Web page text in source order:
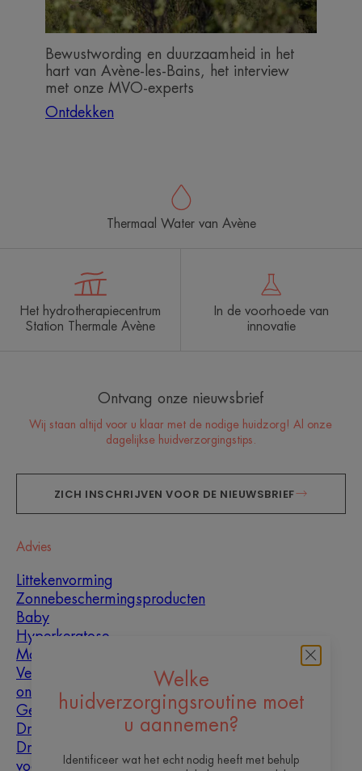
les-
Bains,
het
interview
met
onze
MVO-
Bewustwording en duurzaamheid in het
hart van Avène-les-Bains, het interview
met onze MVO-experts
Ontdekken
Welke
huidverzorgingsroutine moet
u aannemen?
Identificeer wat het echt nodig heeft met behulp
Thermaal Water van Avène
Het hydrotherapiecentrum
Station Thermale Avène
In de voorhoede van
innovatie
Ontvang onze nieuwsbrief
Wij staan altijd voor u klaar met de nodige huidzorg! Al onze
dagelijkse huidverzorgingstips.
ZICH INSCHRIJVEN VOOR DE NIEUWSBRIEF
Advies
Littekenvorming
Zonnebeschermingsproducten
Baby
Hyperkeratose
Mannen
Vette huid met
oneffenheden
Gemengde huid
Droge huid
Droogheid en
vochtarme huid